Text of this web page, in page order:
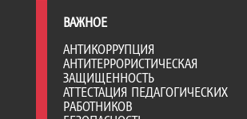
ВАЖНОЕ
АНТИКОРРУПЦИЯ
АНТИТЕРРОРИСТИЧЕСКАЯ
ЗАЩИЩЕННОСТЬ
АТТЕСТАЦИЯ ПЕДАГОГИЧЕСКИХ
РАБОТНИКОВ